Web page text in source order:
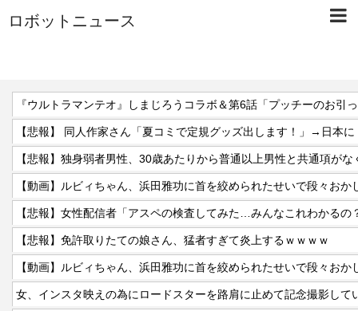
ロボットニュース
『ウルトラマンテオ』しまじろうコラボ＆第6話「プッチーのお引
【動画】ルビィちゃん、浜田雅功に首を絞められたせいで段々おか
【悲報】女性配信者「アスペの検査してみた…みんなこれわかるの
【悲報】免許取りたての娘さん、猛者すぎて炎上するｗｗｗｗ
【動画】ルビィちゃん、浜田雅功に首を絞められたせいで段々おか